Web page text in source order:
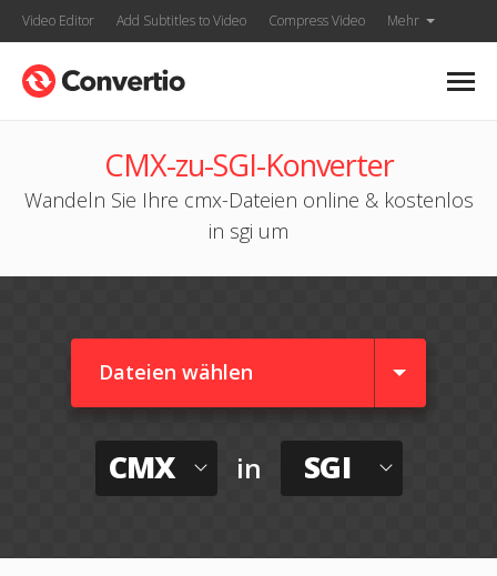
Video Editor Add Subtitles to Video Compress Video Mehr
CMX-zu-SGI-Konverter
Wandeln Sie Ihre cmx-Dateien online & kostenlos
in sgi um
Dateien wählen
CMX in SGI